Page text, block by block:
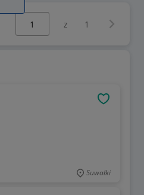
Wybierz stronę:
z 1
Suwałki